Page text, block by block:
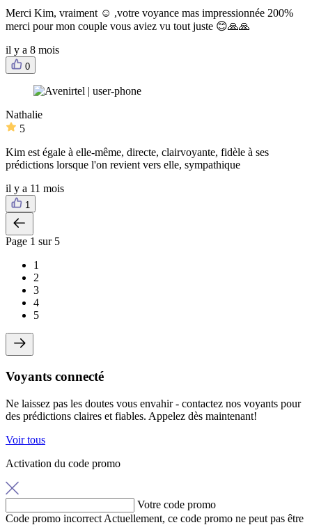
Merci Kim, vraiment ☺️ ,votre voyance mas impressionnée 200%
merci pour mon couple vous aviez vu tout juste 😊🙏🙏
il y a 8 mois
0
Nathalie
5
Kim est égale à elle-même, directe, clairvoyante, fidèle à ses
prédictions lorsque l'on revient vers elle, sympathique
il y a 11 mois
1
Page 1 sur 5
1
2
3
4
5
Voyants connecté
Ne laissez pas les doutes vous envahir - contactez nos voyants pour
des prédictions claires et fiables. Appelez dès maintenant!
Voir tous
Activation du code promo
Votre code promo
Code promo incorrect Actuellement, ce code promo ne peut pas être